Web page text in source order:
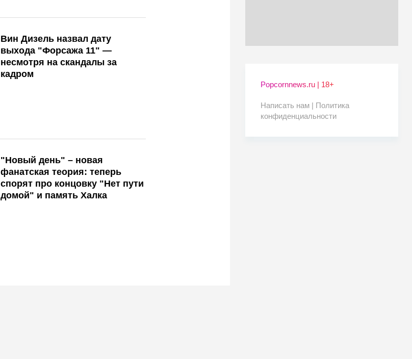
Вин Дизель назвал дату
выхода "Форсажа 11" —
несмотря на скандалы за
кадром
"Новый день" – новая
фанатская теория: теперь
спорят про концовку "Нет пути
домой" и память Халка
Popcornnews.ru | 18+
Написать нам | Политика
конфиденциальности